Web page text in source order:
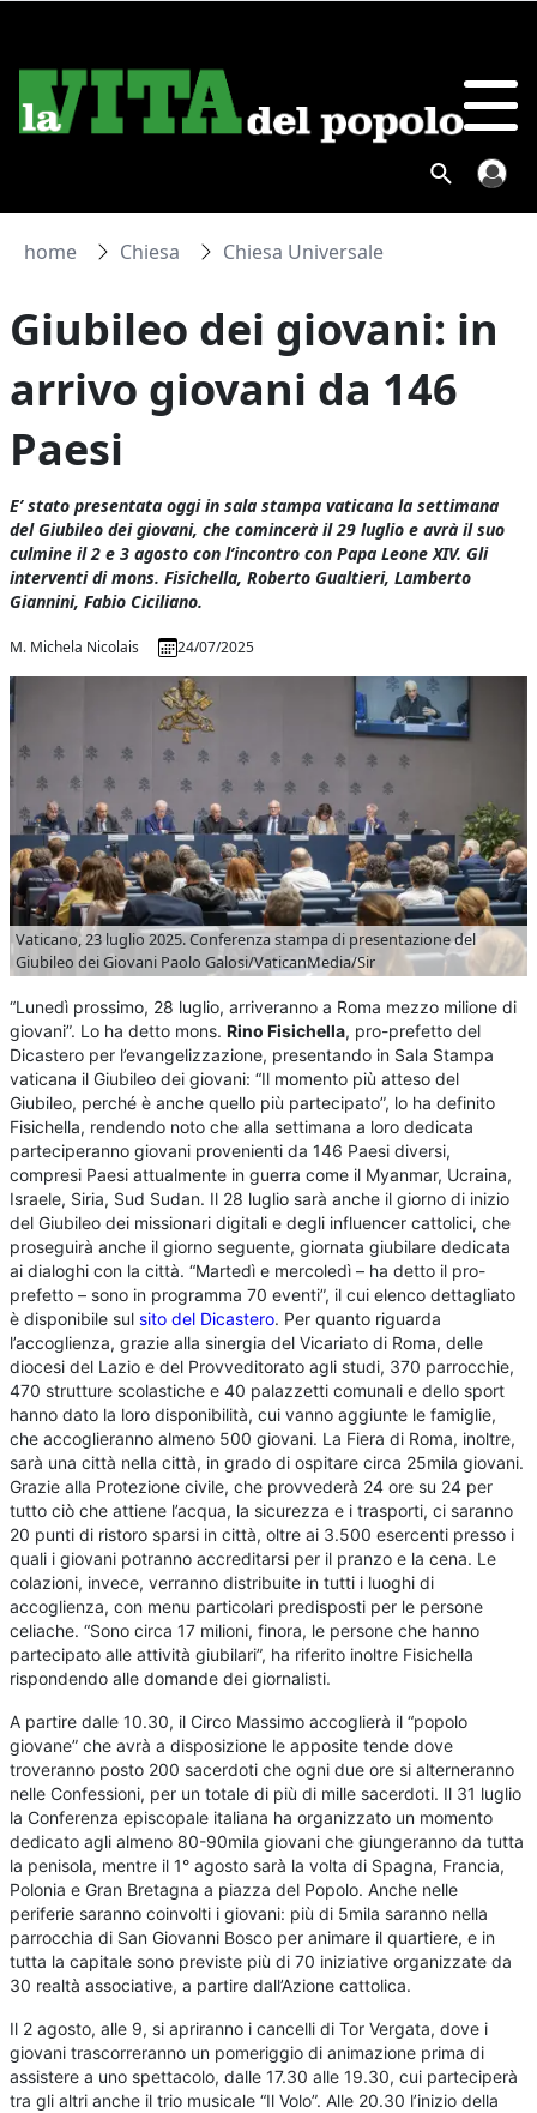
home Chiesa Chiesa Universale
Giubileo dei giovani: in
arrivo giovani da 146
Paesi
E’ stato presentata oggi in sala stampa vaticana la settimana
del Giubileo dei giovani, che comincerà il 29 luglio e avrà il suo
culmine il 2 e 3 agosto con l’incontro con Papa Leone XIV. Gli
interventi di mons. Fisichella, Roberto Gualtieri, Lamberto
Giannini, Fabio Ciciliano.
M. Michela Nicolais 24/07/2025
Vaticano, 23 luglio 2025. Conferenza stampa di presentazione del
Giubileo dei Giovani Paolo Galosi/VaticanMedia/Sir
“Lunedì prossimo, 28 luglio, arriveranno a Roma mezzo milione di
giovani”. Lo ha detto mons.Rino Fisichella, pro-prefetto del
Dicastero per l’evangelizzazione, presentando in Sala Stampa
vaticana il Giubileo dei giovani: “Il momento più atteso del
Giubileo, perché è anche quello più partecipato”, lo ha definito
Fisichella, rendendo noto che alla settimana a loro dedicata
parteciperanno giovani provenienti da 146 Paesi diversi,
compresi Paesi attualmente in guerra come il Myanmar, Ucraina,
Israele, Siria, Sud Sudan. Il 28 luglio sarà anche il giorno di inizio
del Giubileo dei missionari digitali e degli influencer cattolici, che
proseguirà anche il giorno seguente, giornata giubilare dedicata
ai dialoghi con la città. “Martedì e mercoledì – ha detto il pro-
prefetto – sono in programma 70 eventi”, il cui elenco dettagliato
è disponibile sulsito del Dicastero. Per quanto riguarda
l’accoglienza, grazie alla sinergia del Vicariato di Roma, delle
diocesi del Lazio e del Provveditorato agli studi, 370 parrocchie,
470 strutture scolastiche e 40 palazzetti comunali e dello sport
hanno dato la loro disponibilità, cui vanno aggiunte le famiglie,
che accoglieranno almeno 500 giovani. La Fiera di Roma, inoltre,
sarà una città nella città, in grado di ospitare circa 25mila giovani.
Grazie alla Protezione civile, che provvederà 24 ore su 24 per
tutto ciò che attiene l’acqua, la sicurezza e i trasporti, ci saranno
20 punti di ristoro sparsi in città, oltre ai 3.500 esercenti presso i
quali i giovani potranno accreditarsi per il pranzo e la cena. Le
colazioni, invece, verranno distribuite in tutti i luoghi di
accoglienza, con menu particolari predisposti per le persone
celiache. “Sono circa 17 milioni, finora, le persone che hanno
partecipato alle attività giubilari”, ha riferito inoltre Fisichella
rispondendo alle domande dei giornalisti.
A partire dalle 10.30, il Circo Massimo accoglierà il “popolo
giovane” che avrà a disposizione le apposite tende dove
troveranno posto 200 sacerdoti che ogni due ore si alterneranno
nelle Confessioni, per un totale di più di mille sacerdoti. Il 31 luglio
la Conferenza episcopale italiana ha organizzato un momento
dedicato agli almeno 80-90mila giovani che giungeranno da tutta
la penisola, mentre il 1° agosto sarà la volta di Spagna, Francia,
Polonia e Gran Bretagna a piazza del Popolo. Anche nelle
periferie saranno coinvolti i giovani: più di 5mila saranno nella
parrocchia di San Giovanni Bosco per animare il quartiere, e in
tutta la capitale sono previste più di 70 iniziative organizzate da
30 realtà associative, a partire dall’Azione cattolica.
Il 2 agosto, alle 9, si apriranno i cancelli di Tor Vergata, dove i
giovani trascorreranno un pomeriggio di animazione prima di
assistere a uno spettacolo, dalle 17.30 alle 19.30, cui parteciperà
tra gli altri anche il trio musicale “Il Volo”. Alle 20.30 l’inizio della